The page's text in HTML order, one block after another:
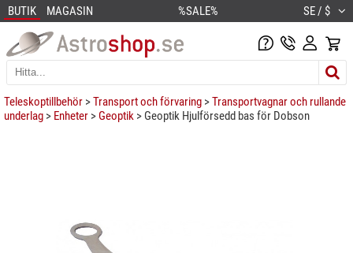
BUTIK MAGASIN %SALE% SE / $
Teleskoptillbehör >Transport och förvaring >Transportvagnar och rullande
underlag > Enheter >Geoptik > Geoptik Hjulförsedd bas för Dobson